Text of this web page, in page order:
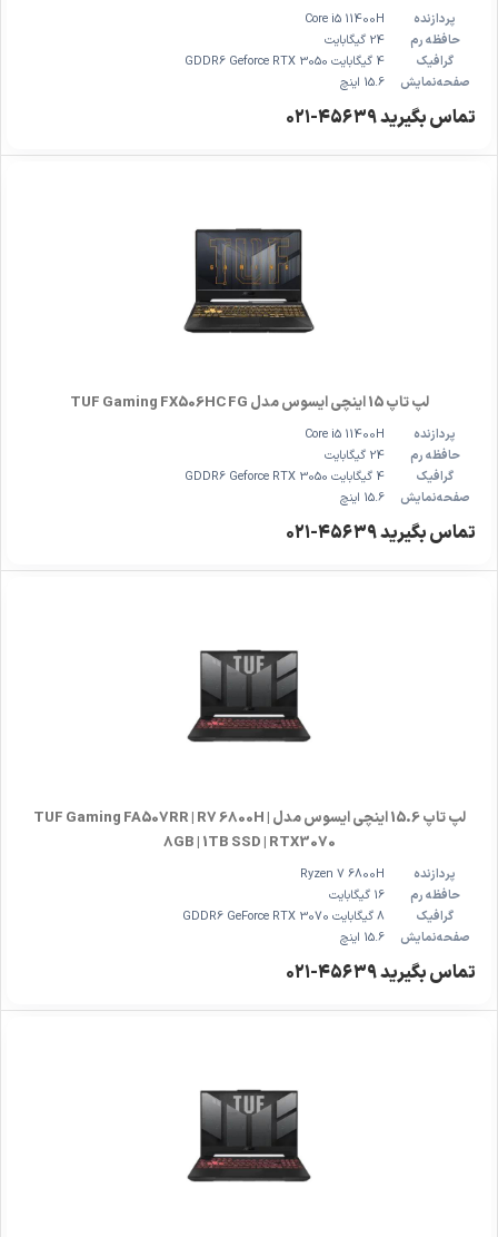
پردازنده
Core i5 11400H
حافظه رم
24 گیگابایت
گرافیک
4 گیگابایت GDDR6 Geforce RTX 3050
صفحه‌نمایش
15.6 اینچ
تماس بگیرید ۴۵۶۳۹-۰۲۱
لپ تاپ 15 اینچی ایسوس مدل TUF Gaming FX506HC FG
پردازنده
Core i5 11400H
حافظه رم
24 گیگابایت
گرافیک
4 گیگابایت GDDR6 Geforce RTX 3050
صفحه‌نمایش
15.6 اینچ
تماس بگیرید ۴۵۶۳۹-۰۲۱
لپ تاپ 15.6 اینچی ایسوس مدل TUF Gaming FA507RR | R7 6800H |
8GB | 1TB SSD | RTX3070
پردازنده
Ryzen 7 6800H
حافظه رم
16 گیگابایت
گرافیک
8 گیگابایت GDDR6 GeForce RTX 3070
صفحه‌نمایش
15.6 اینچ
تماس بگیرید ۴۵۶۳۹-۰۲۱